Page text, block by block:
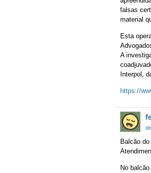
falsas
material
Esta
A
Interpol,
https://
Balcão
No